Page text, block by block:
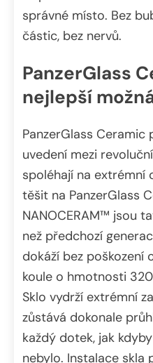
správné místo. Bez
částic, bez nervů.
PanzerGlass
nejlepší
PanzerGlass
uvedení mezi
spoléhají na extrémní
těšit na PanzerGlass
NANOCERAM™ jsou
než předchozí
dokáží bez poškození
koule o hmotnosti
Sklo vydrží extrémní
zůstává dokonale
každý dotek, jak
nebylo. Instalace skla